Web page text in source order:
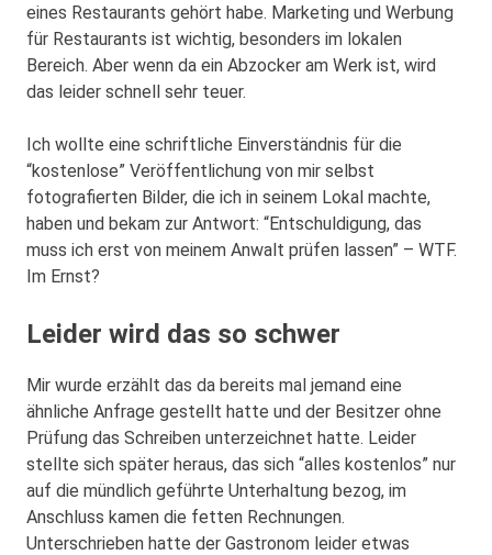
eines Restaurants gehört habe. Marketing und Werbung
für Restaurants ist wichtig, besonders im lokalen
Bereich. Aber wenn da ein Abzocker am Werk ist, wird
das leider schnell sehr teuer.
Ich wollte eine schriftliche Einverständnis für die
“kostenlose” Veröffentlichung von mir selbst
fotografierten Bilder, die ich in seinem Lokal machte,
haben und bekam zur Antwort: “Entschuldigung, das
muss ich erst von meinem Anwalt prüfen lassen” – WTF.
Im Ernst?
Leider wird das so schwer
Mir wurde erzählt das da bereits mal jemand eine
ähnliche Anfrage gestellt hatte und der Besitzer ohne
Prüfung das Schreiben unterzeichnet hatte. Leider
stellte sich später heraus, das sich “alles kostenlos” nur
auf die mündlich geführte Unterhaltung bezog, im
Anschluss kamen die fetten Rechnungen.
Unterschrieben hatte der Gastronom leider etwas